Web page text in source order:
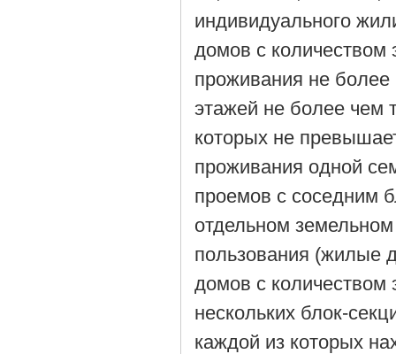
индивидуального
домов с количеством
проживания не
этажей не более чем
которых не
проживания одной
проемов с соседним
отдельном
пользования (жилые
домов с количеством
нескольких блок-
каждой из которых